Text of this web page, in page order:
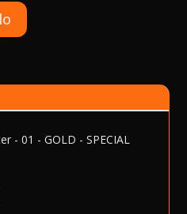
r
t
- 01 - GOLD - SPECIAL